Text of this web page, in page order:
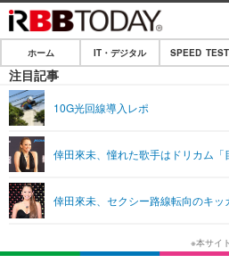
ホーム
IT・デジタル
ショッピング
SPEED TEST
エンタメ
エンタメTOP
ライフ
ライフTOP
リリース一覧
ホーム IT・デジタル SPEED TEST
注目記事
10G光回線導入レポ
倖田來未、憧れた歌手はドリカム「
倖田來未、セクシー路線転向のキ